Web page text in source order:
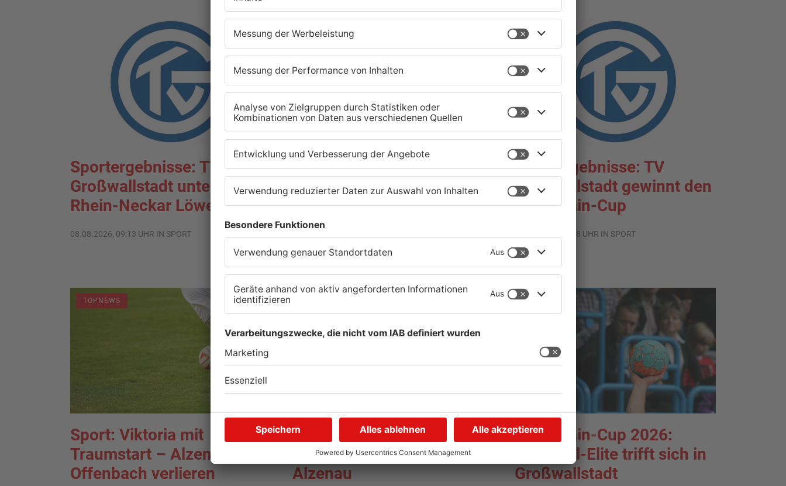
Sportergebnisse: TV
Großwallstadt unterliegt
Rhein-Neckar Löwen
08.08.2026, 09:13 UHR IN SPORT
Fußball: Viktoria
Aschaffenburg verliert
gegen TSV-Aubstadt
Sportergebnisse: TV
Großwallstadt gewinnt den
Untermain-Cup
03.08.2026, 07:38 UHR IN SPORT
TOPNEWS
Sport: Viktoria mit
Traumstart – Alzenau und
Offenbach verlieren
Saisonstart für Viktoria
Aschaffenburg und Bayern
Alzenau
TOPNEWS
Untermain-Cup 2026:
Handball-Elite trifft sich in
Großwallstadt